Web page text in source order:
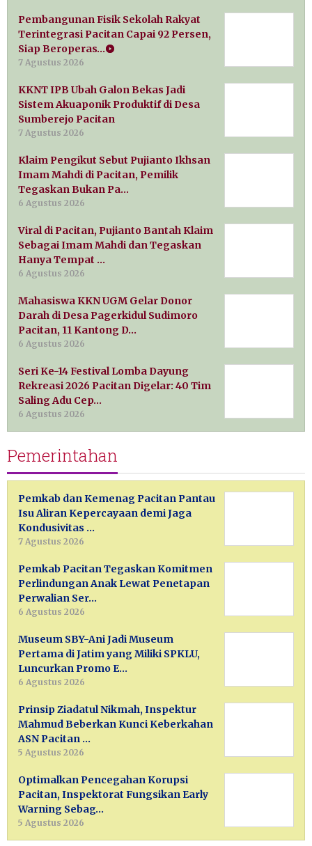
Pembangunan Fisik Sekolah Rakyat
Terintegrasi Pacitan Capai 92 Persen,
Siap Beroperas…
7 Agustus 2026
KKNT IPB Ubah Galon Bekas Jadi
Sistem Akuaponik Produktif di Desa
Sumberejo Pacitan
7 Agustus 2026
Klaim Pengikut Sebut Pujianto Ikhsan
Imam Mahdi di Pacitan, Pemilik
Tegaskan Bukan Pa…
6 Agustus 2026
Viral di Pacitan, Pujianto Bantah Klaim
Sebagai Imam Mahdi dan Tegaskan
Hanya Tempat …
6 Agustus 2026
Mahasiswa KKN UGM Gelar Donor
Darah di Desa Pagerkidul Sudimoro
Pacitan, 11 Kantong D…
6 Agustus 2026
Seri Ke-14 Festival Lomba Dayung
Rekreasi 2026 Pacitan Digelar: 40 Tim
Saling Adu Cep…
6 Agustus 2026
Pemerintahan
Pemkab dan Kemenag Pacitan Pantau
Isu Aliran Kepercayaan demi Jaga
Kondusivitas …
7 Agustus 2026
Pemkab Pacitan Tegaskan Komitmen
Perlindungan Anak Lewat Penetapan
Perwalian Ser…
6 Agustus 2026
Museum SBY-Ani Jadi Museum
Pertama di Jatim yang Miliki SPKLU,
Luncurkan Promo E…
6 Agustus 2026
Prinsip Ziadatul Nikmah, Inspektur
Mahmud Beberkan Kunci Keberkahan
ASN Pacitan …
5 Agustus 2026
Optimalkan Pencegahan Korupsi
Pacitan, Inspektorat Fungsikan Early
Warning Sebag…
5 Agustus 2026